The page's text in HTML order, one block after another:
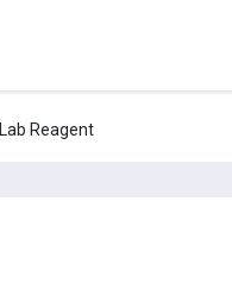
Lab Reagent